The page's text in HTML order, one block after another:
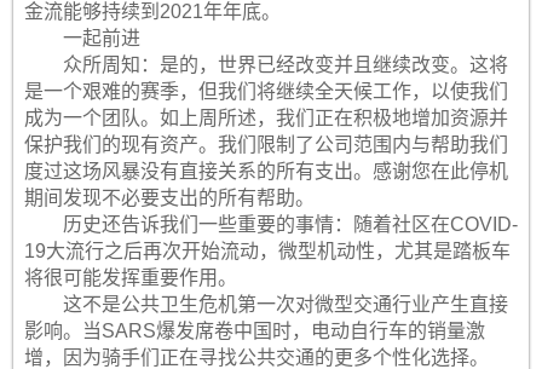
金流能够持续到2021年年底。
一起前进
众所周知：是的，世界已经改变并且继续改变。这将
是一个艰难的赛季，但我们将继续全天候工作，以使我们
成为一个团队。如上周所述，我们正在积极地增加资源并
保护我们的现有资产。我们限制了公司范围内与帮助我们
度过这场风暴没有直接关系的所有支出。感谢您在此停机
期间发现不必要支出的所有帮助。
历史还告诉我们一些重要的事情：随着社区在COVID-
19大流行之后再次开始流动，微型机动性，尤其是踏板车
将很可能发挥重要作用。
这不是公共卫生危机第一次对微型交通行业产生直接
影响。当SARS爆发席卷中国时，电动自行车的销量激
增，因为骑手们正在寻找公共交通的更多个性化选择。